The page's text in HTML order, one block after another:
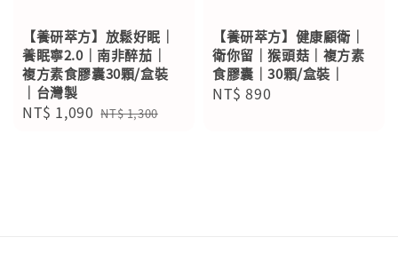
【養研萃方】放鬆好眠｜
養眠寧2.0｜南非醉茄｜
複方素食膠囊30顆/盒裝
｜台灣製
Sale
NT$ 1,090 Regular
NT$ 1,300
【養研萃方】健康顧衛｜
衛你留｜猴頭菇｜複方素
食膠囊｜30顆/盒裝｜
Regular
NT$ 890